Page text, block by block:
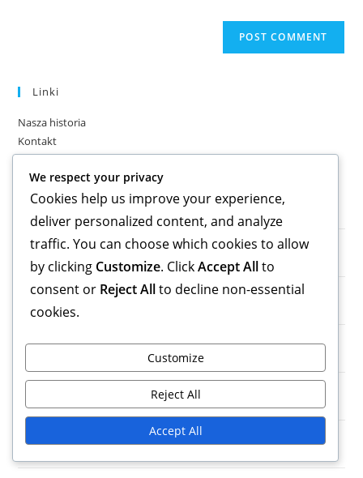
Linki
Nasza historia
Kontakt
Wpisy na blogu
Najnowsze Wpisy
3-1-4-2 Formacja piłkarska: Pozycjonowanie graczy, Dyscyplina
taktyczna, Spójność zespołu
3-1-4-2 Wariant: Adaptacje dla młodzieży, Zastosowania w
społeczności, Metody nauczania
3-1-4-2 Formacja piłkarska: Wykorzystywanie słabości,
Niedopasowania taktyczne, Elastyczność
3-1-4-2 Formacja piłkarska: Wykorzystanie szerokości, Przeciążenia,
We respect your privacy
Cookies help us improve your experience,
deliver personalized content, and analyze
traffic. You can choose which cookies to allow
by clicking Customize. ClickAccept Allto
consent or Reject Allto decline non-essential
cookies.
Customize
Reject All
Accept All